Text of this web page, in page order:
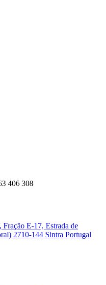
406 308
E-17, Estrada de
2710-144 Sintra Portugal